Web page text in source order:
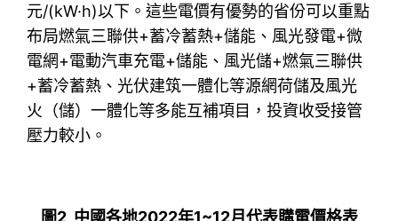
元/(kW·h)以下。這些電價有優勢的省份可以重點
布局燃氣三聯供+蓄冷蓄熱+儲能、風光發電+微
電網+電動汽車充電+儲能、風光儲+燃氣三聯供
+蓄冷蓄熱、光伏建筑一體化等源網荷儲及風光
火（儲）一體化等多能互補項目，投資收受接管
壓力較小。
圖2 中國各地2022年1~12月代表購電價格表